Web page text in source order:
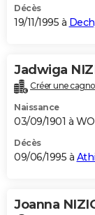
Décès
19/11/1995 à
Jadwiga
Créer une
Naissance
03/09/1901 à
Décès
09/06/1995 à
Joanna